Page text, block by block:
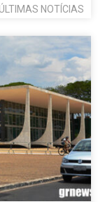
ÚLTIMAS NOTÍCIAS